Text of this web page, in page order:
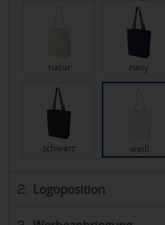
natur navy
schwarz weiß
2. Logoposition